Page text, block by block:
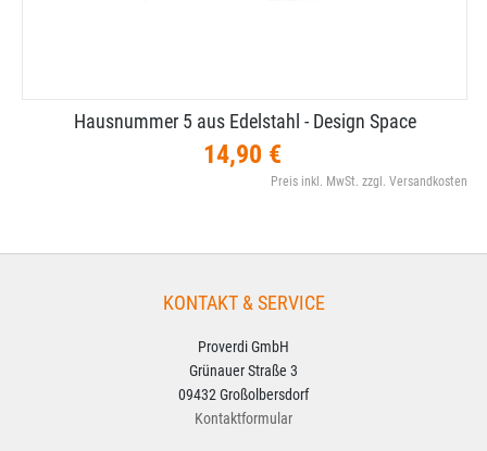
Hausnummer 5 aus Edelstahl - Design Space
14,90 €
Preis inkl. MwSt. zzgl. Versandkosten
KONTAKT & SERVICE
Proverdi GmbH
Grünauer Straße 3
09432 Großolbersdorf
Kontaktformular